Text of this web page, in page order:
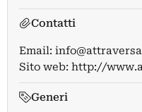
Contatti
Email:
Sito web: http://
Generi